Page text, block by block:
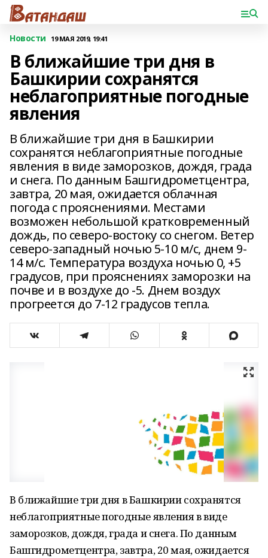
Новости 19 МАЯ 2019, 19:41
В ближайшие три дня в
Башкирии сохранятся
неблагоприятные погодные
явления
В ближайшие три дня в Башкирии
сохранятся неблагоприятные погодные
явления в виде заморозков, дождя, града
и снега. По данным Башгидрометцентра,
завтра, 20 мая, ожидается облачная
погода с прояснениями. Местами
возможен небольшой кратковременный
дождь, по северо-востоку со снегом. Ветер
северо-западный ночью 5-10 м/с, днем 9-
14 м/с. Температура воздуха ночью 0, +5
градусов, при прояснениях заморозки на
почве и в воздухе до -5. Днем воздух
прогреется до 7-12 градусов тепла.
В ближайшие три дня в Башкирии сохранятся
неблагоприятные погодные явления в виде
заморозков, дождя, града и снега. По данным
Башгидрометцентра, завтра, 20 мая, ожидается